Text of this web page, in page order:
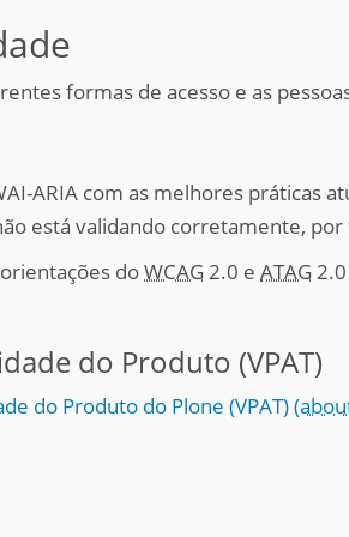
formas de acesso e as
ARIA com as melhores práticas
está validando corretamente,
doWCAG 2.0 e ATAG
do Produto (VPAT)
do Produto do Plone (VPAT)